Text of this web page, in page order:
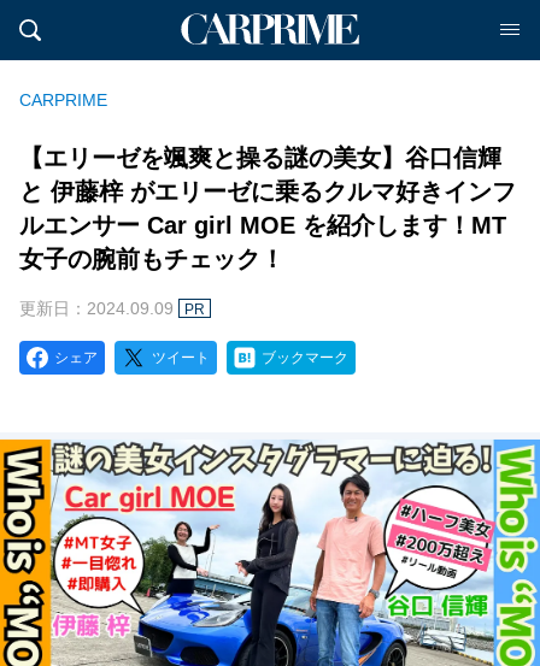
CARPRIME
【エリーゼを颯爽と操る謎の美女】谷口信輝
と 伊藤梓 がエリーゼに乗るクルマ好きインフ
ルエンサー Car girl MOE を紹介します！MT
女子の腕前もチェック！
更新日：2024.09.09 PR
シェア ツイート ブックマーク